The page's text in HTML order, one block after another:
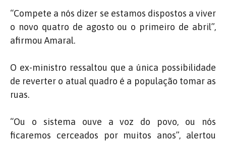
“Compete a nós dizer se estamos dispostos a viver
o novo quatro de agosto ou o primeiro de abril”,
afirmou Amaral.
O ex-ministro ressaltou que a única possibilidade
de reverter o atual quadro é a população tomar as
ruas.
“Ou o sistema ouve a voz do povo, ou nós
ficaremos cerceados por muitos anos”, alertou